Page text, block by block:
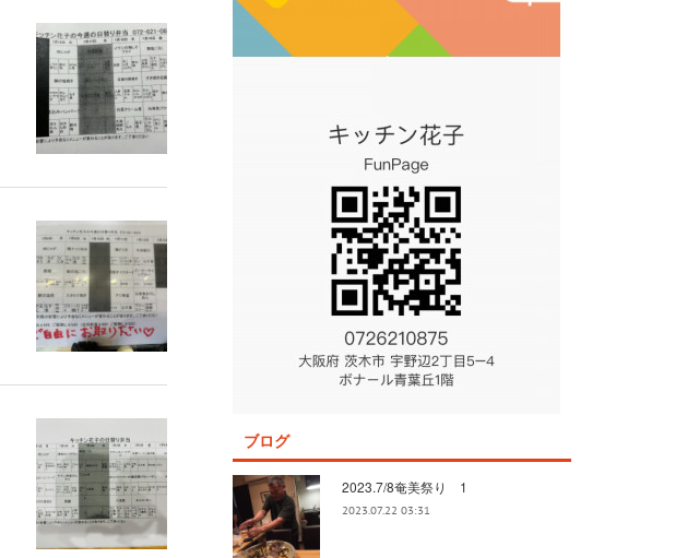
ブログ
2023.7/8奄美祭り 1
2023.07.22 03:31